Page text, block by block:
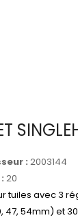
: 2003144
20
tuiles avec 3
47, 54mm) et